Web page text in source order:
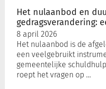
Het nulaanbod en
gedragsverandering:
8 april 2026
Het nulaanbod is de
een veelgebruikt
gemeentelijke
roept het vragen op …